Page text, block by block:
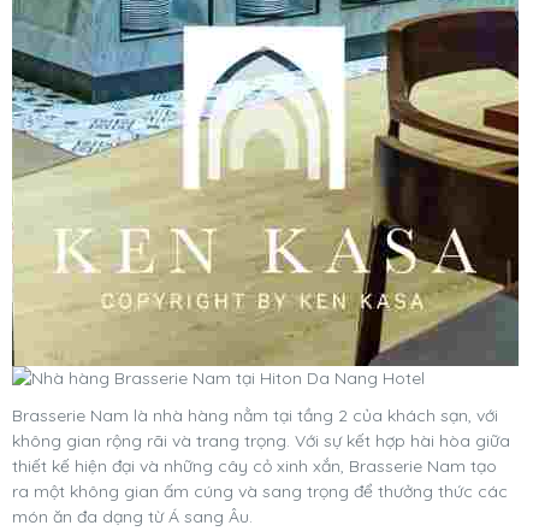
Brasserie Nam là nhà hàng nằm tại tầng 2 của khách sạn, với
không gian rộng rãi và trang trọng. Với sự kết hợp hài hòa giữa
thiết kế hiện đại và những cây cỏ xinh xắn, Brasserie Nam tạo
ra một không gian ấm cúng và sang trọng để thưởng thức các
món ăn đa dạng từ Á sang Âu.